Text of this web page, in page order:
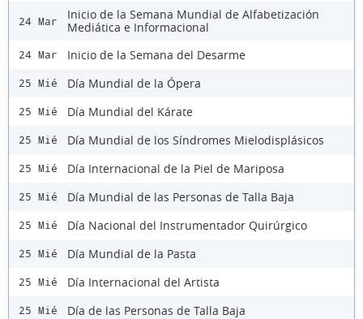
24 Mar
Inicio de la Semana Mundial de Alfabetización
Mediática e Informacional
24 Mar Inicio de la Semana del Desarme
25 Mié Día Mundial de la Ópera
25 Mié Día Mundial del Kárate
25 Mié Día Mundial de los Síndromes Mielodisplásicos
25 Mié Día Internacional de la Piel de Mariposa
25 Mié Día Mundial de las Personas de Talla Baja
25 Mié Día Nacional del Instrumentador Quirúrgico
25 Mié Día Mundial de la Pasta
25 Mié Día Internacional del Artista
25 Mié Día de las Personas de Talla Baja